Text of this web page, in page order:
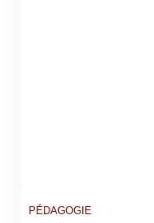
PÉDAGOGIE